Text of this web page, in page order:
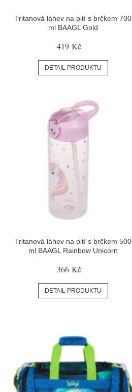
Tritanová láhev na pití s brčkem 700
ml BAAGL Gold
419 Kč
DETAIL PRODUKTU
Tritanová láhev na pití s brčkem 500
ml BAAGL Rainbow Unicorn
366 Kč
DETAIL PRODUKTU